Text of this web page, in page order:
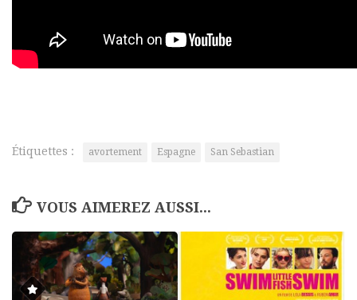
Étiquettes : avortement Espagne San Sebastian
VOUS AIMEREZ AUSSI...